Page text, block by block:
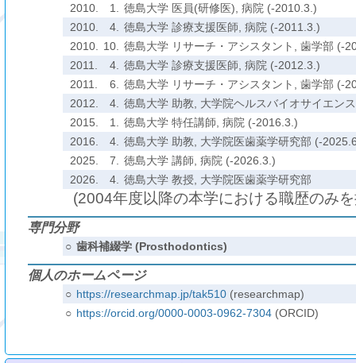
2010.
1.
徳島大学 医員(研修医), 病院 (-2010.3.)
2010.
4.
徳島大学 診療支援医師, 病院 (-2011.3.)
2010.
10.
徳島大学 リサーチ・アシスタント, 歯学部 (-
2011.
4.
徳島大学 診療支援医師, 病院 (-2012.3.)
2011.
6.
徳島大学 リサーチ・アシスタント, 歯学部 (-
2012.
4.
徳島大学 助教, 大学院ヘルスバイオサイエン
2015.
1.
徳島大学 特任講師, 病院 (-2016.3.)
2016.
4.
徳島大学 助教, 大学院医歯薬学研究部 (-
2025.
7.
徳島大学 講師, 病院 (-2026.3.)
2026.
4. 徳島大学 教授, 大学院医歯薬学研究部
(2004年度以降の本学における職歴のみ
専門分野
○ 歯科補綴学 (Prosthodontics)
個人のホームページ
○ https://researchmap.jp/tak510(researchmap)
○ https://orcid.org/0000-0003-0962-7304(ORCID)